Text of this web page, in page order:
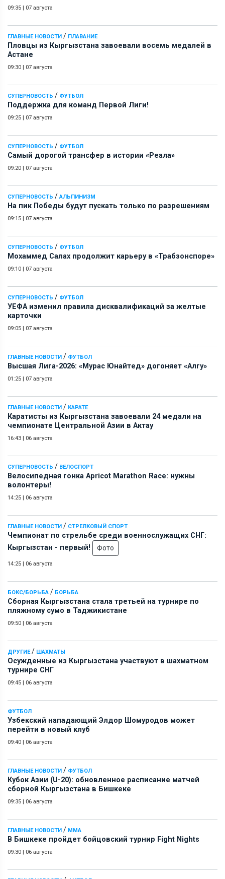
09:35 | 07 августа
ГЛАВНЫЕ НОВОСТИ / ПЛАВАНИЕ
Пловцы из Кыргызстана завоевали восемь медалей в
Астане
09:30 | 07 августа
СУПЕРНОВОСТЬ / ФУТБОЛ
Поддержка для команд Первой Лиги!
09:25 | 07 августа
СУПЕРНОВОСТЬ / ФУТБОЛ
Самый дорогой трансфер в истории «Реала»
09:20 | 07 августа
СУПЕРНОВОСТЬ / АЛЬПИНИЗМ
На пик Победы будут пускать только по разрешениям
09:15 | 07 августа
СУПЕРНОВОСТЬ / ФУТБОЛ
Мохаммед Салах продолжит карьеру в «Трабзонспоре»
09:10 | 07 августа
СУПЕРНОВОСТЬ / ФУТБОЛ
УЕФА изменил правила дисквалификаций за желтые
карточки
09:05 | 07 августа
ГЛАВНЫЕ НОВОСТИ / ФУТБОЛ
Высшая Лига-2026: «Мурас Юнайтед» догоняет «Алгу»
01:25 | 07 августа
ГЛАВНЫЕ НОВОСТИ / КАРАТЕ
Каратисты из Кыргызстана завоевали 24 медали на
чемпионате Центральной Азии в Актау
16:43 | 06 августа
СУПЕРНОВОСТЬ / ВЕЛОСПОРТ
Велосипедная гонка Apricot Marathon Race: нужны
волонтеры!
14:25 | 06 августа
ГЛАВНЫЕ НОВОСТИ / СТРЕЛКОВЫЙ СПОРТ
Чемпионат по стрельбе среди военнослужащих СНГ:
Кыргызстан - первый!
Фото
14:25 | 06 августа
БОКС/БОРЬБА / БОРЬБА
Сборная Кыргызстана стала третьей на турнире по
пляжному сумо в Таджикистане
09:50 | 06 августа
ДРУГИЕ/ ШАХМАТЫ
Осужденные из Кыргызстана участвуют в шахматном
турнире СНГ
09:45 | 06 августа
ФУТБОЛ
Узбекский нападающий Элдор Шомуродов может
перейти в новый клуб
09:40 | 06 августа
ГЛАВНЫЕ НОВОСТИ / ФУТБОЛ
Кубок Азии (U-20): обновленное расписание матчей
сборной Кыргызстана в Бишкеке
09:35 | 06 августа
ГЛАВНЫЕ НОВОСТИ / ММА
В Бишкеке пройдет бойцовский турнир Fight Nights
09:30 | 06 августа